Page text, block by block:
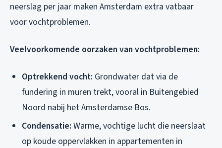
neerslag per jaar maken Amsterdam extra vatbaar
voor vochtproblemen.
Veelvoorkomende oorzaken van vochtproblemen:
Optrekkend vocht: Grondwater dat via de
fundering in muren trekt, vooral in Buitengebied
Noord nabij het Amsterdamse Bos.
Condensatie: Warme, vochtige lucht die neerslaat
op koude oppervlakken in appartementen in